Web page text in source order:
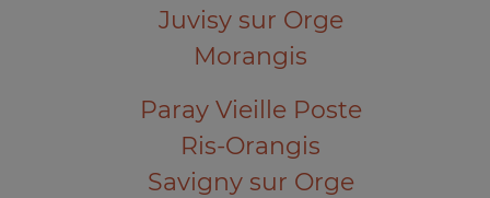
Juvisy sur Orge
Morangis
Paray Vieille Poste
Ris-Orangis
Savigny sur Orge